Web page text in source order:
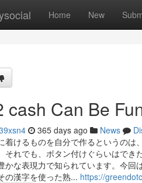
Home New
cash Can Be
365 days ago News
着けるものを自分で作るというの
それでも、ボタン付けぐらいはで
かな表現力で知られています。今回
の漢字を使った熟... https://